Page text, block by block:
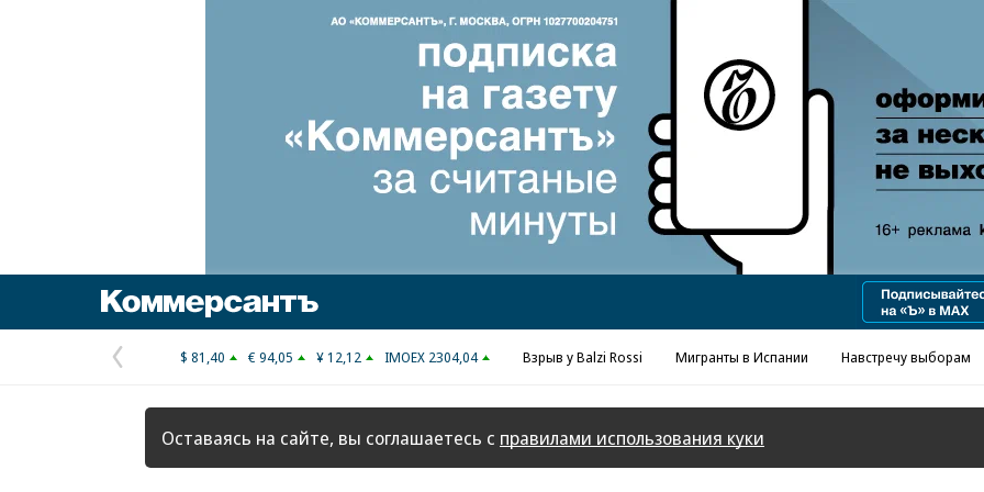
Реклама в «Ъ» www.kommersant.ru/ad
Предыдущая
страница
$ 81,40 € 94,05 ¥ 12,12 IMOEX 2304,04 Взрыв у Balzi Rossi Мигранты в Испании Навстречу выборам
Оставаясь на сайте, вы соглашаетесь с правилами использования куки